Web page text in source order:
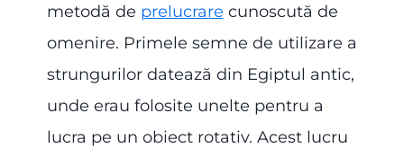
metodă de prelucrare cunoscută de
omenire. Primele semne de utilizare a
strungurilor datează din Egiptul antic,
unde erau folosite unelte pentru a
lucra pe un obiect rotativ. Acest lucru